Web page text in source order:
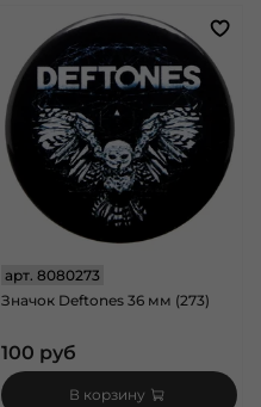
арт.8080273
Значок Deftones 36 мм (273)
100 руб
В корзину